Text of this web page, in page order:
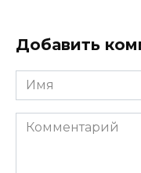
Добавить
Имя
*
Комментарий